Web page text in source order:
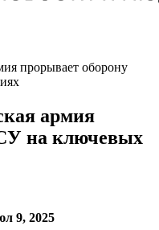
прорывает оборону
армия
на ключевых
9, 2025